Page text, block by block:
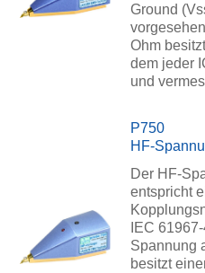
Ground
Ohm
dem jeder
und
P750
HF-
Der HF-
entspricht
IEC
Spannung
besitzt